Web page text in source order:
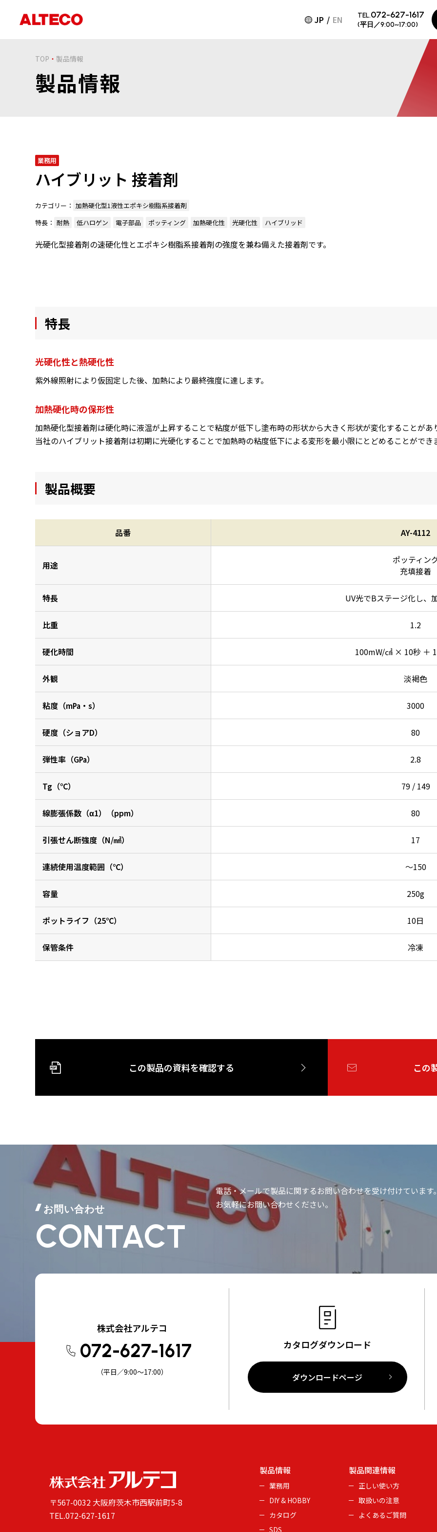
JP EN TEL.072-627-1617
(平日／9:00~17:00)
TOP 製品情報
製品情報
業務用
ハイブリット 接着剤
カテゴリー： 加熱硬化型1液性エポキシ樹脂系接着剤
特長： 耐熱 低ハロゲン 電子部品 ポッティング 加熱硬化性 光硬化性 ハイブリッド
光硬化型接着剤の速硬化性とエポキシ樹脂系接着剤の強度を兼ね備えた接着剤です。
特長
光硬化性と熱硬化性
紫外線照射により仮固定した後、加熱により最終強度に達します。
加熱硬化時の保形性
加熱硬化型接着剤は硬化時に液温が上昇することで粘度が低下し塗布時の形状から大きく形状が変化することがあ
当社のハイブリット接着剤は初期に光硬化することで加熱時の粘度低下による変形を最小限にとどめることができ
製品概要
品番 AY-4112
用途
ポッティン
充填接着
特長 UV光でBステージ化し、
比重 1.2
硬化時間 100mW/㎠ × 10秒 ＋
外観 淡褐色
粘度（m㎩・s） 3000
硬度（ショアD） 80
弾性率（G㎩） 2.8
Tg（℃） 79 / 149
線膨張係数（α1）（ppm） 80
引張せん断強度（N/㎟） 17
連続使用温度範囲（℃） ～150
容量 250g
ポットライフ（25℃） 10日
保管条件 冷凍
この製品の資料を確認する この
お問い合わせ
CONTACT
電話・メールで製品に関するお問い合わせを受け付けています
お気軽にお問い合わせください。
株式会社アルテコ
072-627-1617
（平日／9:00～17:00）
カタログダウンロード
ダウンロードページ
製品情報
業務用
DIY & HOBBY
カタログ
SDS
製品関連情報
正しい使い方
取扱いの注意
よくあるご質問
〒567-0032 大阪府茨木市西駅前町5-8
TEL.072-627-1617